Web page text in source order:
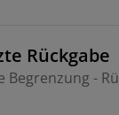
Rückgabe
Begrenzung -